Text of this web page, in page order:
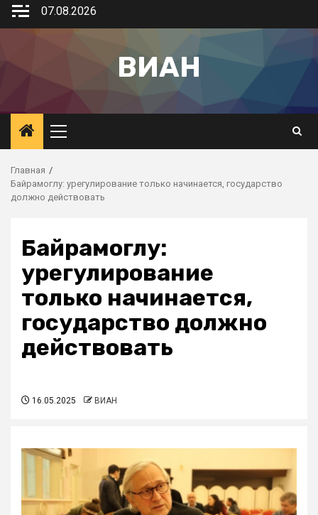
07.08.2026
ВИАН
Главная
Байрамоглу: урегулирование только начинается, государство
должно действовать
Байрамоглу:
урегулирование
только начинается,
государство должно
действовать
16.05.2025 ВИАН